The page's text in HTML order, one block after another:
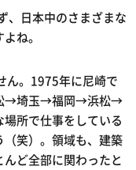
、日本中のさまざまな
ね。
ん。1975年に尼崎で
→埼玉→福岡→浜松→
所で仕事をしている
笑）。領域も、建築
ど全部に関わったと